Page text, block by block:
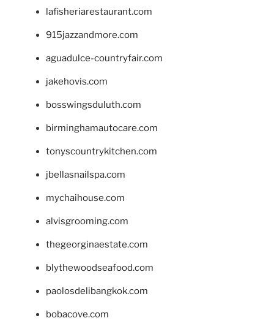
lafisheriarestaurant.com
915jazzandmore.com
aguadulce-countryfair.com
jakehovis.com
bosswingsduluth.com
birminghamautocare.com
tonyscountrykitchen.com
jbellasnailspa.com
mychaihouse.com
alvisgrooming.com
thegeorginaestate.com
blythewoodseafood.com
paolosdelibangkok.com
bobacove.com